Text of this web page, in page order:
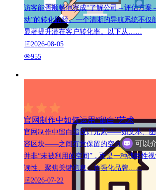
访客能否顺畅地完成“了解公司→评估方
动”的转化路径。一个清晰的导航系统不仅
显著提升潜在客户转化率。以下从……
2026-08-05
955
官网制作中如何运用“留白”艺术
官网制作中留白指设计元素——如文本、
容区块——之间有意保留的空白区域。在官
并非“未被利用的空间”，而是一种战略性
读性、聚焦关键信息，并强化品牌……
2026-07-22